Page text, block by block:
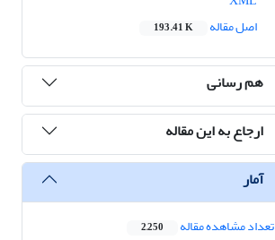
اصل مقاله
193.41 K
هم رسانی
ارجاع به این مقاله
آمار
تعداد مشاهده مقاله 2,250